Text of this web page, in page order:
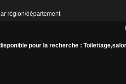
région/département
pour la recherche :